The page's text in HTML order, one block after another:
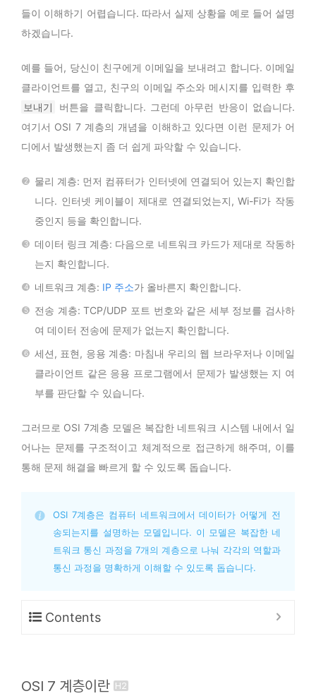
들이 이해하기 어렵습니다. 따라서 실제 상황을 예로 들어 설명
하겠습니다.
예를 들어, 당신이 친구에게 이메일을 보내려고 합니다. 이메일
클라이언트를 열고, 친구의 이메일 주소와 메시지를 입력한 후
보내기
버튼을 클릭합니다. 그런데 아무런 반응이 없습니다.
여기서 OSI 7 계층의 개념을 이해하고 있다면 이런 문제가 어
디에서 발생했는지 좀 더 쉽게 파악할 수 있습니다.
물리 계층: 먼저 컴퓨터가 인터넷에 연결되어 있는지 확인합
니다. 인터넷 케이블이 제대로 연결되었는지, Wi-Fi가 작동
중인지 등을 확인합니다.
데이터 링크 계층: 다음으로 네트워크 카드가 제대로 작동하
는지 확인합니다.
네트워크 계층: IP 주소가 올바른지 확인합니다.
전송 계층: TCP/UDP 포트 번호와 같은 세부 정보를 검사하
여 데이터 전송에 문제가 없는지 확인합니다.
세션, 표현, 응용 계층: 마침내 우리의 웹 브라우저나 이메일
클라이언트 같은 응용 프로그램에서 문제가 발생했는 지 여
부를 판단할 수 있습니다.
그러므로 OSI 7계층 모델은 복잡한 네트워크 시스템 내에서 일
어나는 문제를 구조적이고 체계적으로 접근하게 해주며, 이를
통해 문제 해결을 빠르게 할 수 있도록 돕습니다.
OSI 7계층은 컴퓨터 네트워크에서 데이터가 어떻게 전
송되는지를 설명하는 모델입니다. 이 모델은 복잡한 네
트워크 통신 과정을 7개의 계층으로 나눠 각각의 역할과
통신 과정을 명확하게 이해할 수 있도록 돕습니다.
Contents
OSI 7 계층이란